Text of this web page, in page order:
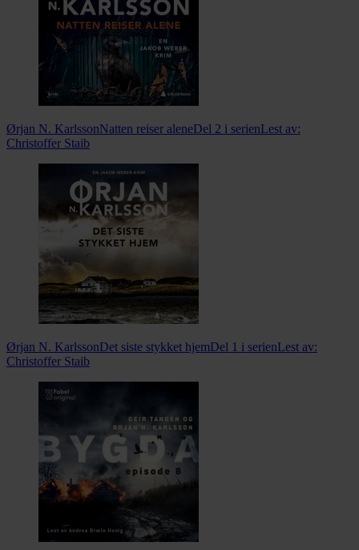
Ørjan N. KarlssonNatten reiser aleneDel 2 i serienLest av:
Christoffer Staib
Ørjan N. KarlssonDet siste stykket hjemDel 1 i serienLest av:
Christoffer Staib